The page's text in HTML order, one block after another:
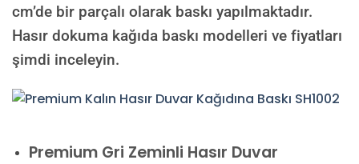
cm’de bir parçalı olarak baskı yapılmaktadır.
Hasır dokuma kağıda baskı modelleri ve fiyatları
şimdi inceleyin.
Premium Gri Zeminli Hasır Duvar